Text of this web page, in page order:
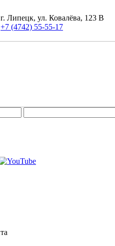
г. Липецк, ул. Ковалёва, 123 В
+7 (4742) 55-55-17